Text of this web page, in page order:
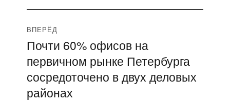
ВПЕРЁД
Следующая
запись:
Почти 60% офисов на
первичном рынке Петербурга
сосредоточено в двух деловых
районах